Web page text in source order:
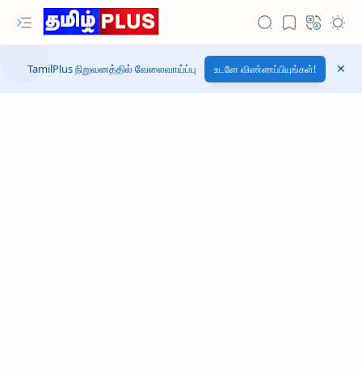
TamilPlus நிறுவனத்தில் வேலைவாய்ப்பு உடனே விண்ணப்பியுங்கள்!